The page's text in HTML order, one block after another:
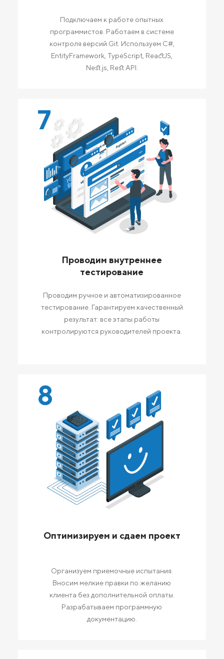
Подключаем к работе опытных
программистов. Работаем в системе
контроля версий Git. Используем C#,
EntityFramework, TypeScript, ReactJS,
Nest.js, Rest API.
7
Проводим внутреннее
тестирование
Проводим ручное и автоматизированное
тестирование. Гарантируем качественный
результат: все этапы работы
контролируются руководителей проекта.
8
Оптимизируем и сдаем проект
Организуем приемочные испытания.
Вносим мелкие правки по желанию
клиента без дополнительной оплаты.
Разрабатываем программную
документацию.